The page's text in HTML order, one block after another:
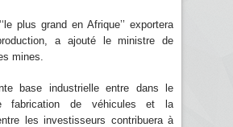
plus grand en Afrique’’ exportera
a ajouté le ministre de
mines.
base industrielle entre dans le
fabrication de véhicules et la
les investisseurs contribuera à